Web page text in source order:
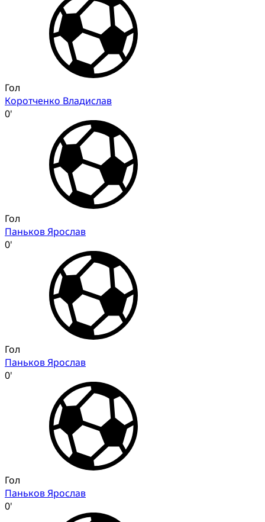
Гол
Коротченко Владислав
0'
Гол
Паньков Ярослав
0'
Гол
Паньков Ярослав
0'
Гол
Паньков Ярослав
0'